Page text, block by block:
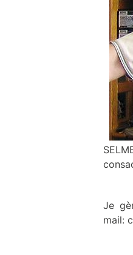
Je
mail: